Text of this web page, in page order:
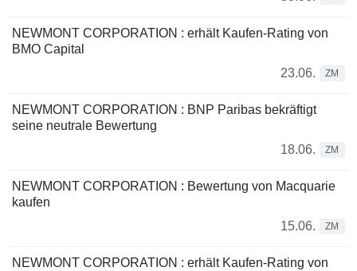
NEWMONT CORPORATION : erhält Kaufen-Rating von
BMO Capital
23.06.
ZM
NEWMONT CORPORATION : BNP Paribas bekräftigt
seine neutrale Bewertung
18.06.
ZM
NEWMONT CORPORATION : Bewertung von Macquarie
kaufen
15.06.
ZM
NEWMONT CORPORATION : erhält Kaufen-Rating von